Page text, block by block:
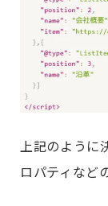
上記のように
ロパティなど